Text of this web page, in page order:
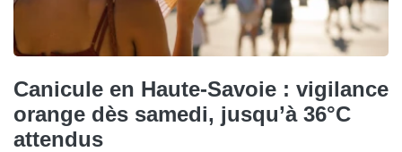
Canicule en Haute-Savoie : vigilance
orange dès samedi, jusqu’à 36°C
attendus